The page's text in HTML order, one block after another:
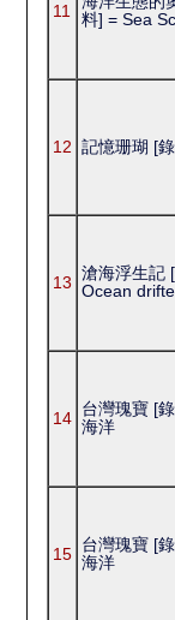
11
料] = Sea
12 記憶珊瑚 [
13 滄海浮生記
Ocean
14 台灣瑰寶 [
海洋
15 台灣瑰寶 [
海洋